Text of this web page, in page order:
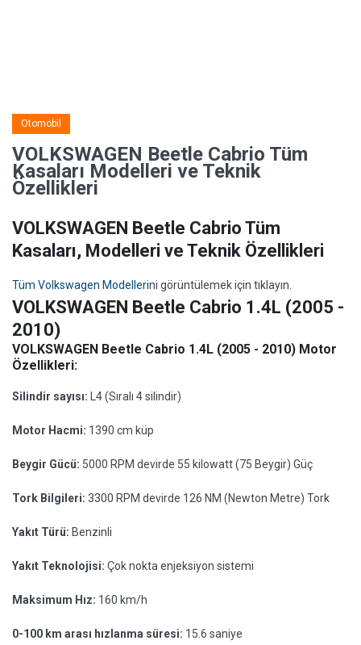
Otomobil
VOLKSWAGEN Beetle Cabrio Tüm
Kasaları Modelleri ve Teknik
Özellikleri
VOLKSWAGEN Beetle Cabrio Tüm
Kasaları, Modelleri ve Teknik Özellikleri
Tüm Volkswagen Modellerini görüntülemek için tıklayın.
VOLKSWAGEN Beetle Cabrio 1.4L (2005 -
2010)
VOLKSWAGEN Beetle Cabrio 1.4L (2005 - 2010) Motor
Özellikleri:
Silindir sayısı: L4 (Sıralı 4 silindir)
Motor Hacmi: 1390 cm küp
Beygir Gücü: 5000 RPM devirde 55 kilowatt (75 Beygir) Güç
Tork Bilgileri: 3300 RPM devirde 126 NM (Newton Metre) Tork
Yakıt Türü: Benzinli
Yakıt Teknolojisi: Çok nokta enjeksiyon sistemi
Maksimum Hız: 160 km/h
0-100 km arası hızlanma süresi: 15.6 saniye